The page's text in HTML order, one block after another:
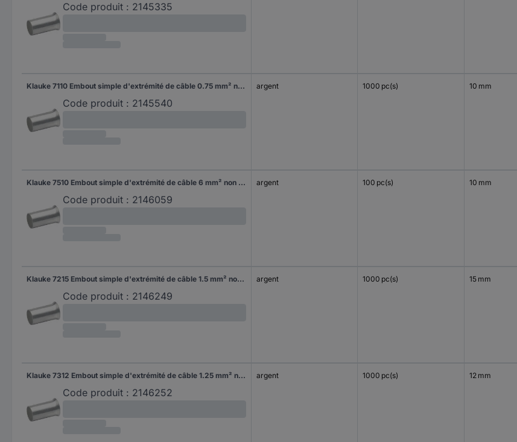
Code produit : 2145335
Klauke 7110 Embout simple d'extrémité de câble 0.75 mm² non isolé argent 1000 pc(s)
Code produit : 2145540
argent 1000 pc(s) 10 mm
Klauke 7510 Embout simple d'extrémité de câble 6 mm² non isolé argent 100 pc(s)
Code produit : 2146059
argent 100 pc(s) 10 mm
Klauke 7215 Embout simple d'extrémité de câble 1.5 mm² non isolé argent 1000 pc(s)
Code produit : 2146249
argent 1000 pc(s) 15 mm
Klauke 7312 Embout simple d'extrémité de câble 1.25 mm² non isolé argent 1000 pc(s)
Code produit : 2146252
argent 1000 pc(s) 12 mm